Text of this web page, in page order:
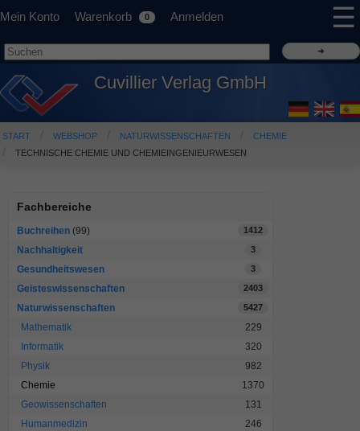
Mein Konto Warenkorb 0 Anmelden ☰
Cuvillier Verlag GmbH
START WEBSHOP NATURWISSENSCHAFTEN
CHEMIE
TECHNISCHE CHEMIE UND CHEMIEINGENIEURWESEN
Fachbereiche
Buchreihen (99) 1412
Nachhaltigkeit 3
Gesundheitswesen 3
Geisteswissenschaften 2403
Naturwissenschaften 5427
Mathematik
229
Informatik
320
Physik
982
Chemie
1370
Geowissenschaften
131
Humanmedizin
246